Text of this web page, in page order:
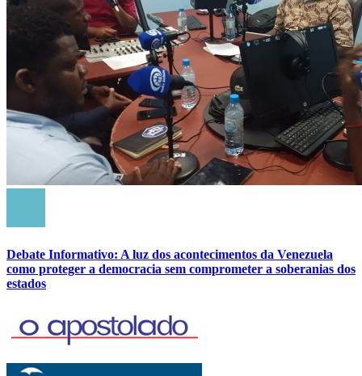
Debate Informativo: A luz dos acontecimentos da Venezuela
como proteger a democracia sem comprometer a soberanias dos
estados